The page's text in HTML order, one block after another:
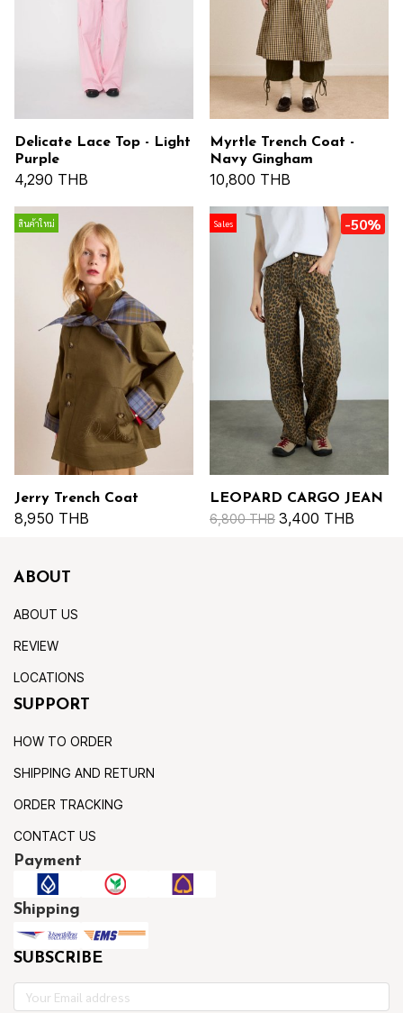
Delicate Lace Top - Light
Purple
4,290 THB
Myrtle Trench Coat -
Navy Gingham
10,800 THB
สินค้าใหม่
Jerry Trench Coat
8,950 THB
Sales -50%
LEOPARD CARGO JEAN
6,800 THB 3,400 THB
ABOUT
ABOUT US
REVIEW
LOCATIONS
SUPPORT
HOW TO ORDER
SHIPPING AND RETURN
ORDER TRACKING
CONTACT US
Payment
Shipping
SUBSCRIBE